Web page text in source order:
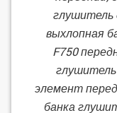
глушитель
выхлопная
F750
элемент
банка